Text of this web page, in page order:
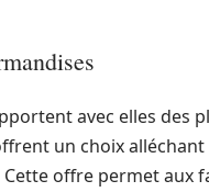
avec elles des
un choix
offre permet aux